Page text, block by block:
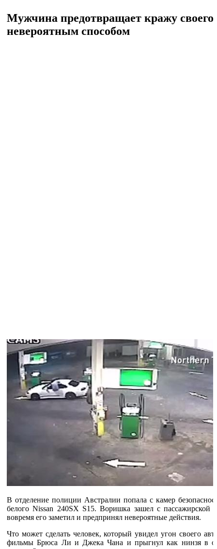
Мужчина предотвращает кражу своего
невероятным способом
В отделение полиции Австралии попала с камер
белого Nissan 240SX S15. Воришка зашел с пассажирской
вовремя его заметил и предпринял невероятные действия.
Что может сделать человек, который увидел угон своего
фильмы Брюса Ли и Джека Чана и прыгнул как нинзя в